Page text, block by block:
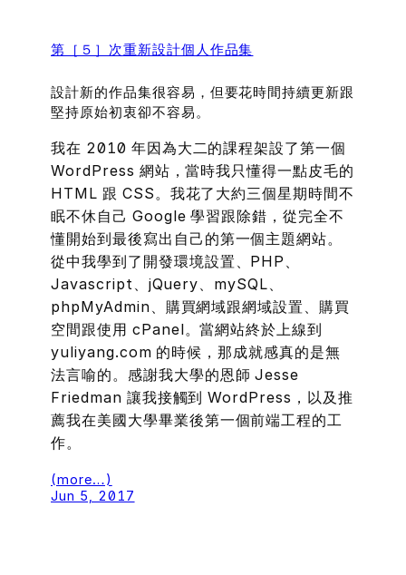
第［５］次重新設計個人作品集
設計新的作品集很容易，但要花時間持續更新跟
堅持原始初衷卻不容易。
我在 2010 年因為大二的課程架設了第一個
WordPress 網站，當時我只懂得一點皮毛的
HTML 跟 CSS。我花了大約三個星期時間不
眠不休自己 Google 學習跟除錯，從完全不
懂開始到最後寫出自己的第一個主題網站。
從中我學到了開發環境設置、PHP、
Javascript、jQuery、mySQL、
phpMyAdmin、購買網域跟網域設置、購買
空間跟使用 cPanel。當網站終於上線到
yuliyang.com 的時候，那成就感真的是無
法言喻的。感謝我大學的恩師 Jesse
Friedman 讓我接觸到 WordPress，以及推
薦我在美國大學畢業後第一個前端工程的工
作。
(more…)
Jun 5, 2017